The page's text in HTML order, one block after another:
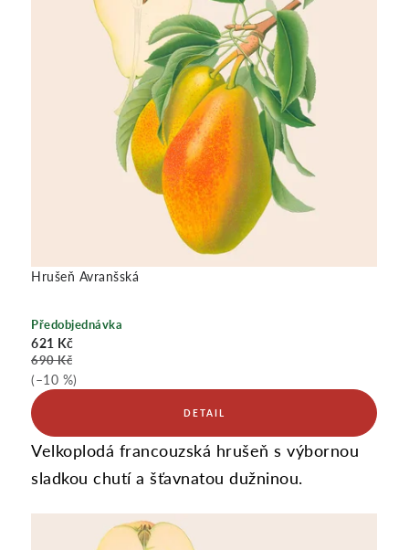
A
G
R
O
Hrušeň Avranšská
Předobjednávka
621 Kč
690 Kč
(–10 %)
Velkoplodá francouzská hrušeň s výbornou
sladkou chutí a šťavnatou dužninou.